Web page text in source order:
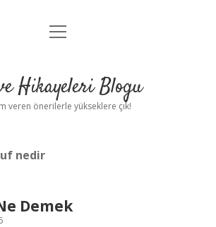
Anasayfa
Yasal Uyarı
menüyü
Hikayeleri Blogu
veren önerilerle yükseklere çık!
nedir
Demek